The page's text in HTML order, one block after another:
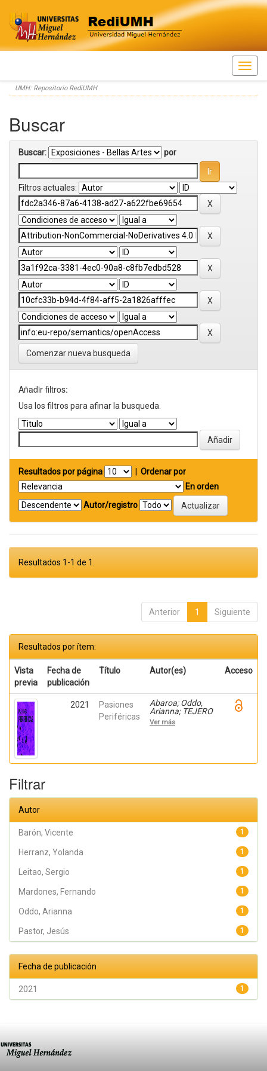
Skip
navigation
UMH: Repositorio RediUMH
Buscar
Buscar: por
Filtros actuales:
Comenzar nueva busqueda
Añadir filtros:
Usa los filtros para afinar la busqueda.
Resultados por página
Ordenar por
En orden
Autor/registro
Resultados 1-1 de 1.
Anterior 1 Siguiente
Resultados por ítem:
Vista
previa
Fecha de
publicación
Título Autor(es) Acceso
2021
Pasiones
Periféricas
Abaroa; Oddo,
Arianna; TEJERO
OLIVARES,
DANIEL PABLO;
Sergio; Cháfer,
Ver más
Filtrar
Autor
1
Barón, Vicente
1
Herranz, Yolanda
1
Leitao, Sergio
1
Mardones, Fernando
1
Oddo, Arianna
1
Pastor, Jesús
Fecha de publicación
1
2021